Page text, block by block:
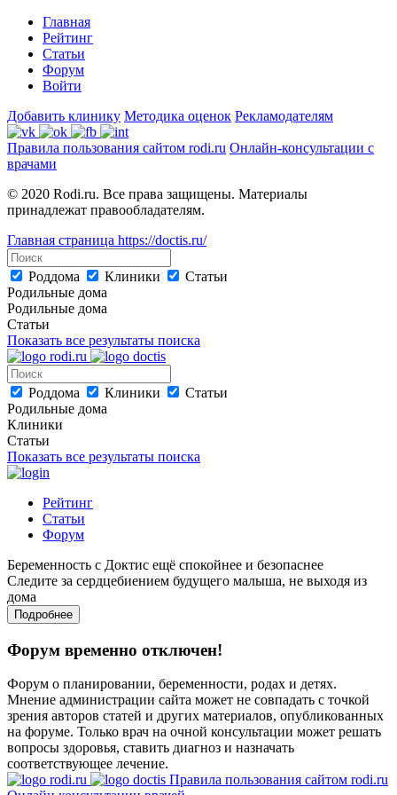
Главная
Рейтинг
Статьи
Форум
Войти
Добавить клинику Методика оценок Рекламодателям
Правила пользования сайтом rodi.ru Онлайн-консультации с
врачами
© 2020 Rodi.ru. Все права защищены. Материалы
принадлежат правообладателям.
Главная страница https://doctis.ru/
Роддома Клиники
Статьи
Родильные дома
Родильные дома
Статьи
Показать все результаты поиска
Роддома Клиники
Статьи
Родильные дома
Клиники
Статьи
Показать все результаты поиска
Рейтинг
Статьи
Форум
Беременность с Доктис ещё спокойнее и безопаснее
Следите за сердцебиением будущего малыша, не выходя из
дома
Подробнее
Форум временно отключен!
Форум о планировании, беременности, родах и детях.
Мнение администрации сайта может не совпадать с точкой
зрения авторов статей и других материалов, опубликованных
на форуме. Только врач на очной консультации может решать
вопросы здоровья, ставить диагноз и назначать
соответствующее лечение.
Правила пользования сайтом rodi.ru